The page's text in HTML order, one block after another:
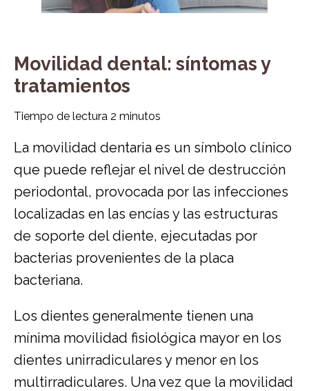
Movilidad dental: síntomas y
tratamientos
Tiempo de lectura 2 minutos
La movilidad dentaria es un símbolo clínico
que puede reflejar el nivel de destrucción
periodontal, provocada por las infecciones
localizadas en las encías y las estructuras
de soporte del diente, ejecutadas por
bacterias provenientes de la placa
bacteriana.
Los dientes generalmente tienen una
mínima movilidad fisiológica mayor en los
dientes unirradiculares y menor en los
multirradiculares. Una vez que la movilidad